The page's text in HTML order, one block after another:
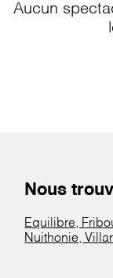
Aucun
Nous
Equilibre,
Nuithonie,